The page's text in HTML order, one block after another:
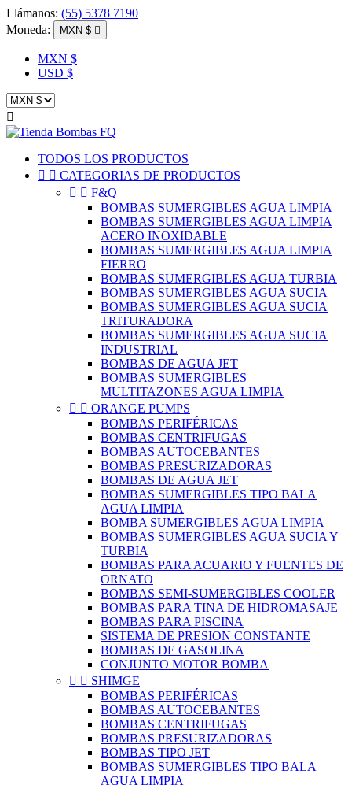
Llámanos: (55) 5378 7190
Moneda:
MXN $ 
MXN $
USD $

TODOS LOS PRODUCTOS
  CATEGORIAS DE PRODUCTOS
  F&Q
BOMBAS SUMERGIBLES AGUA LIMPIA
BOMBAS SUMERGIBLES AGUA LIMPIA
ACERO INOXIDABLE
BOMBAS SUMERGIBLES AGUA LIMPIA
FIERRO
BOMBAS SUMERGIBLES AGUA TURBIA
BOMBAS SUMERGIBLES AGUA SUCIA
BOMBAS SUMERGIBLES AGUA SUCIA
TRITURADORA
BOMBAS SUMERGIBLES AGUA SUCIA
INDUSTRIAL
BOMBAS DE AGUA JET
BOMBAS SUMERGIBLES
MULTITAZONES AGUA LIMPIA
  ORANGE PUMPS
BOMBAS PERIFÉRICAS
BOMBAS CENTRIFUGAS
BOMBAS AUTOCEBANTES
BOMBAS PRESURIZADORAS
BOMBAS DE AGUA JET
BOMBAS SUMERGIBLES TIPO BALA
AGUA LIMPIA
BOMBA SUMERGIBLES AGUA LIMPIA
BOMBAS SUMERGIBLES AGUA SUCIA Y
TURBIA
BOMBAS PARA ACUARIO Y FUENTES DE
ORNATO
BOMBAS SEMI-SUMERGIBLES COOLER
BOMBAS PARA TINA DE HIDROMASAJE
BOMBAS PARA PISCINA
SISTEMA DE PRESION CONSTANTE
BOMBAS DE GASOLINA
CONJUNTO MOTOR BOMBA
  SHIMGE
BOMBAS PERIFÉRICAS
BOMBAS AUTOCEBANTES
BOMBAS CENTRIFUGAS
BOMBAS PRESURIZADORAS
BOMBAS TIPO JET
BOMBAS SUMERGIBLES TIPO BALA
AGUA LIMPIA